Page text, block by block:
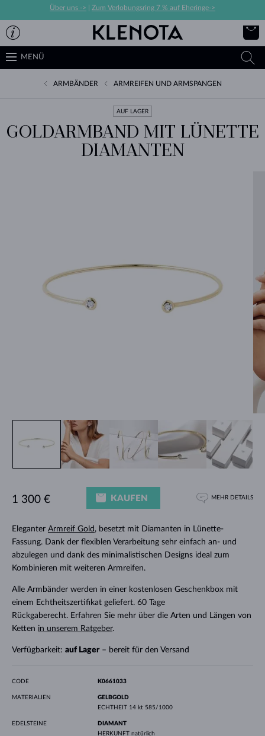
Über uns -> Zum Verlobungsring 7 % auf Eheringe->
MENÜ
ARMBÄNDER ARMREIFEN UND ARMSPANGEN
AUF LAGER
GOLDARMBAND MIT LÜNETTE
DIAMANTEN
Eleganter Armreif Gold , besetzt mit Diamanten in Lünette-
Fassung. Dank der flexiblen Verarbeitung sehr einfach an- und
abzulegen und dank des minimalistischen Designs ideal zum
Kombinieren mit weiteren Armreifen.
Alle Armbänder werden in einer kostenlosen Geschenkbox mit
einem Echtheitszertifikat geliefert. 60 Tage
Rückgaberecht. Erfahren Sie mehr über die Arten und Längen von
Ketten in unserem Ratgeber.
Verfügbarkeit: auf Lager– bereit für den Versand
1 300 € KAUFEN MEHR DETAILS
CODE K0661033
MATERIALIEN
GELBGOLD
ECHTHEIT 14 kt 585/1000
EDELSTEINE
DIAMANT
HERKUNFT natürlich